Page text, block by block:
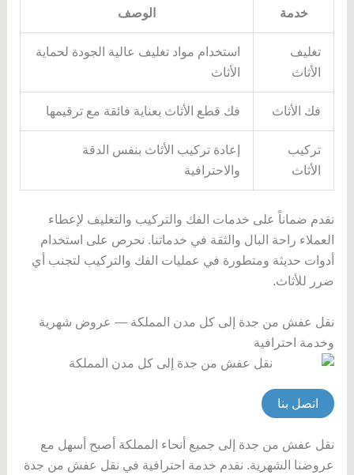
خدمة الوصف
تغليف
الأثاث
استخدام مواد تغليف عالية الجودة لحماية
الأثاث
فك الأثاث فك قطع الأثاث بعناية فائقة مع ترقيمها
تركيب
الأثاث
إعادة تركيب الأثاث بنفس الدقة
والاحترافية
نقدم ضماناً على خدمات الفك والتركيب والتغليف لإعطاء
العملاء راحة البال والثقة في خدماتنا. نحرص على استخدام
أدوات حديثة ومتطورة في عمليات الفك والتركيب لتجنب أي
ضرر للأثاث.
نقل عفش من جدة إلى كل مدن المملكة — عروض شهرية
وخدمة احترافية
اتصل بنا
نقل عفش من جدة إلى جميع أنحاء المملكة أصبح أسهل مع
عروضنا الشهرية. نقدم خدمة احترافية في نقل عفش من جدة